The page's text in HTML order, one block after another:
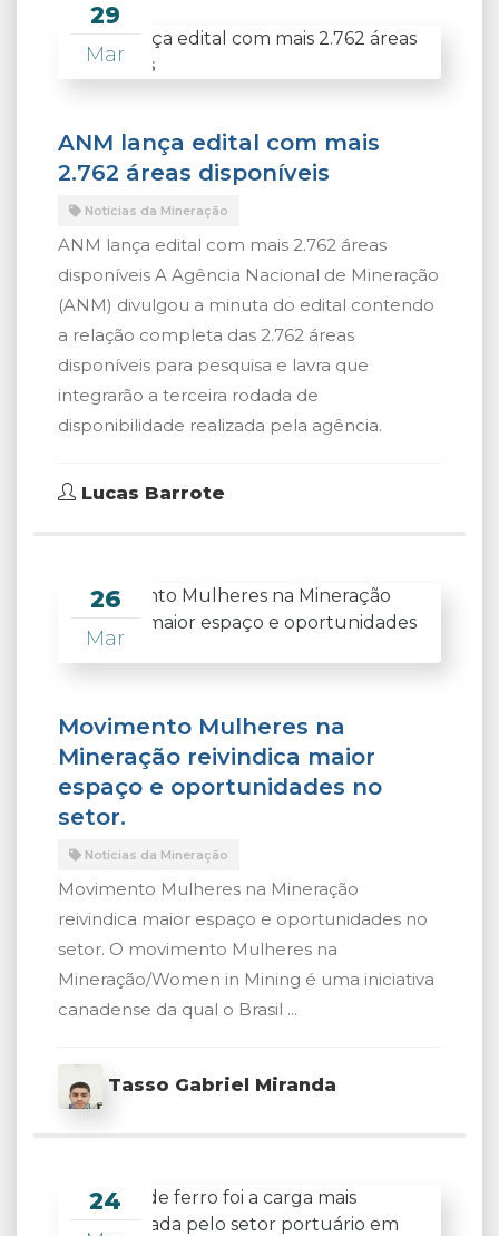
29
Mar
ANM lança edital com mais
2.762 áreas disponíveis
Notícias da Mineração
ANM lança edital com mais 2.762 áreas
disponíveis A Agência Nacional de Mineração
(ANM) divulgou a minuta do edital contendo
a relação completa das 2.762 áreas
disponíveis para pesquisa e lavra que
integrarão a terceira rodada de
disponibilidade realizada pela agência.
Lucas Barrote
26
Mar
Movimento Mulheres na
Mineração reivindica maior
espaço e oportunidades no
setor.
Notícias da Mineração
Movimento Mulheres na Mineração
reivindica maior espaço e oportunidades no
setor. O movimento Mulheres na
Mineração/Women in Mining é uma iniciativa
canadense da qual o Brasil ...
Tasso Gabriel Miranda
24